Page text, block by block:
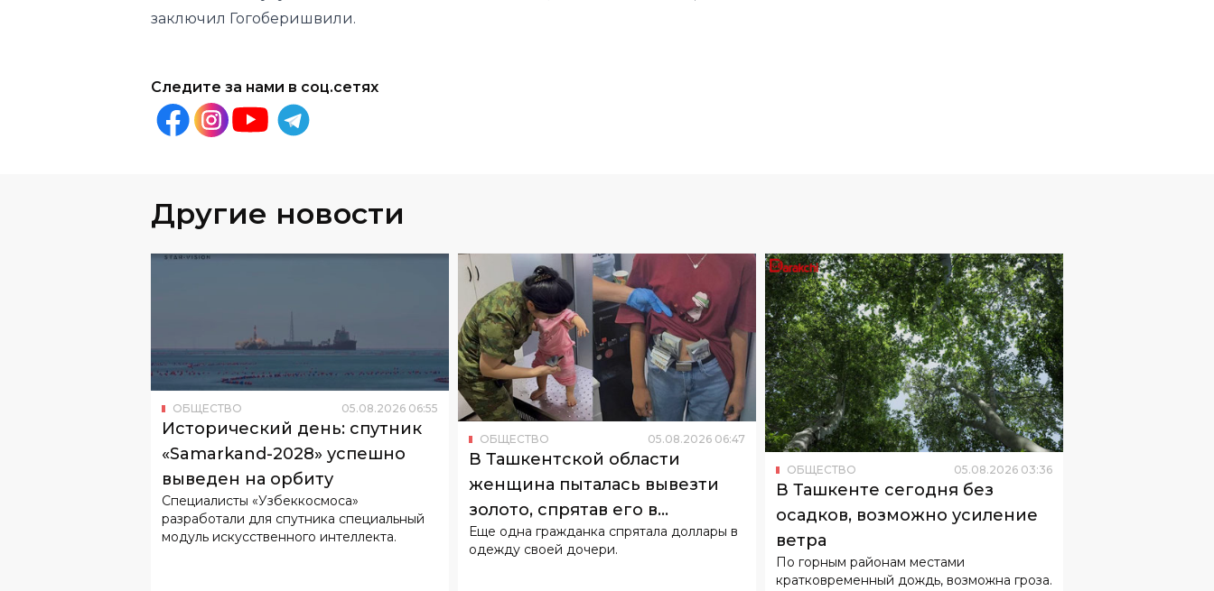
Следите за нами в соц.сетях
Другие новости
05
Исторический день: спутник
«Samarkand-2028» успешно
выведен на орбиту
Специалисты «Узбеккосмоса»
разработали для спутника специальный
модуль искусственного интеллекта.
ОБЩЕСТВО 05.08.2026 06 :47
В Ташкентской области
женщина пыталась вывезти
золото, спрятав его в
подгузнике ребенка
Еще одна гражданка спрятала доллары в
ОБЩЕСТВО 05.08.2026 03:36
В Ташкенте сегодня без
осадков, возможно усиление
ветра
По горным районам местами